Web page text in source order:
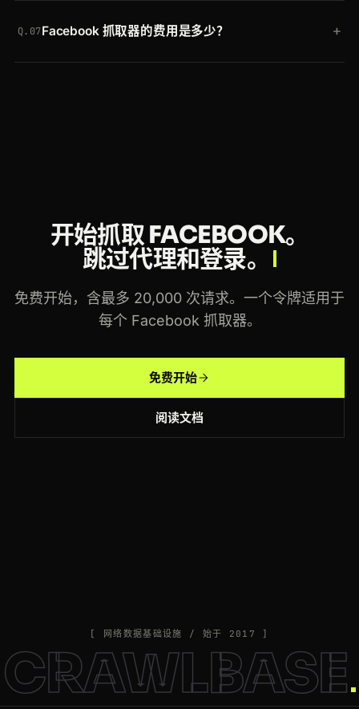
化的 JSON。如果你更愿意自己解析，也可以请求原
Q.07Facebook 抓取器的费用是多少？ +
开始抓取 FACEBOOK。
跳过代理和登录。
免费开始，含最多 20,000 次请求。一个令牌适用于
每个 Facebook 抓取器。
免费开始
阅读文档
[ 网络数据基础设施 / 始于 2017 ]
CRAWLBASE